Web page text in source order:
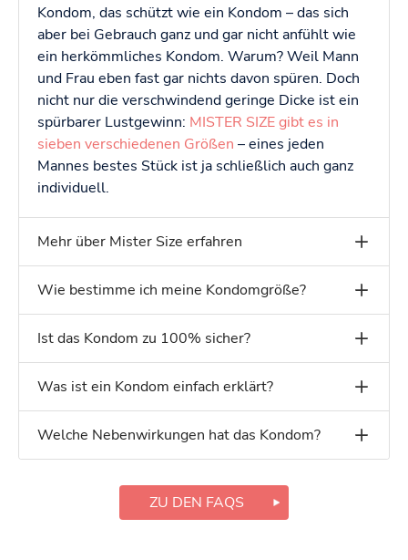
Kondom, das schützt wie ein Kondom – das sich
aber bei Gebrauch ganz und gar nicht anfühlt wie
ein herkömmliches Kondom. Warum? Weil Mann
und Frau eben fast gar nichts davon spüren. Doch
nicht nur die verschwindend geringe Dicke ist ein
spürbarer Lustgewinn: MISTER SIZE gibt es in
sieben verschiedenen Größen – eines jeden
Mannes bestes Stück ist ja schließlich auch ganz
individuell.
Mehr über Mister Size erfahren
Wie bestimme ich meine Kondomgröße?
Ist das Kondom zu 100% sicher?
Was ist ein Kondom einfach erklärt?
Welche Nebenwirkungen hat das Kondom?
ZU DEN FAQS